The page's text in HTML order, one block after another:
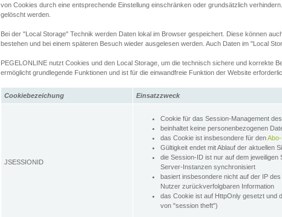
von Cookies durch eine entsprechende Einstellung einschränken oder grundsätzlich
gelöscht werden.
Bei der "Local Storage" Technik werden Daten lokal im Browser gespeichert. Diese können
bestehen und bei einem späteren Besuch wieder ausgelesen werden. Auch Daten im "Local
PEGELONLINE nutzt Cookies und den Local Storage, um die technisch sichere und korrekte
ermöglicht grundlegende Funktionen und ist für die einwandfreie Funktion der Website
Cookiebezeichung Einsatzzweck
JSESSIONID
Cookie für das Session-Management
beinhaltet keine personenbezogenen
das Cookie ist insbesondere für den
Gültigkeit endet mit Ablauf der aktuellen
die Session-ID ist nur auf dem
Server-Instanzen synchronisiert
basiert insbesondere nicht auf der IP
Nutzer zurückverfolgbaren Information
das Cookie ist auf HttpOnly gesetzt und
von "session theft")